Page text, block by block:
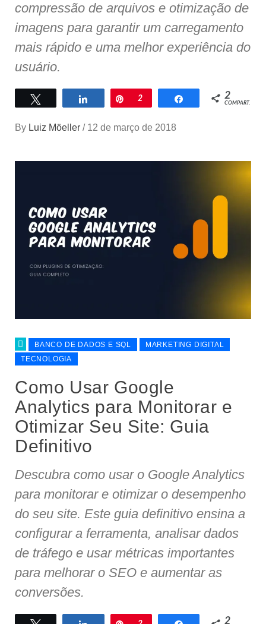
compressão de arquivos e otimização de
imagens para garantir um carregamento
mais rápido e uma melhor experiência do
usuário.
Compartilhar
Pin
2 Compartilhar
2
COMPART.
By Luiz Möeller / 12 de março de 2018
BANCO DE DADOS E SQL
MARKETING DIGITAL
TECNOLOGIA
Como Usar Google
Analytics para Monitorar e
Otimizar Seu Site: Guia
Definitivo
Descubra como usar o Google Analytics
para monitorar e otimizar o desempenho
do seu site. Este guia definitivo ensina a
configurar a ferramenta, analisar dados
de tráfego e usar métricas importantes
para melhorar o SEO e aumentar as
conversões.
2